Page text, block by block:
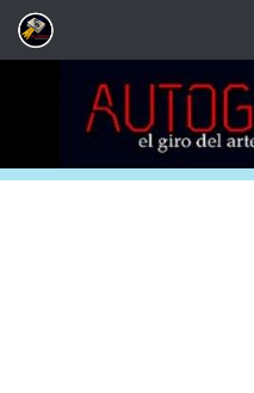
Saltar al contenido